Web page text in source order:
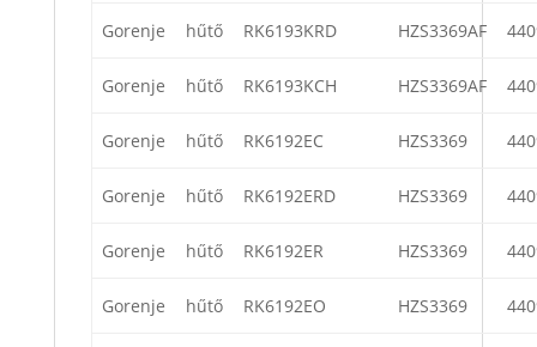
Gorenje hűtő RK6193KRD HZS3369AF
Gorenje hűtő RK6193KCH HZS3369AF
Gorenje hűtő RK6192EC HZS3369
Gorenje hűtő RK6192ERD HZS3369
Gorenje hűtő RK6192ER HZS3369
Gorenje hűtő RK6192EO HZS3369